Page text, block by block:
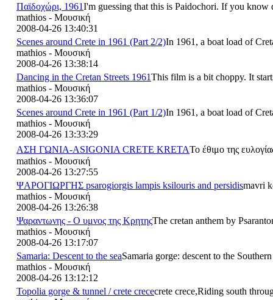
Παϊδοχώρι, 1961I'm guessing that this is Paidochori. If you know
mathios - Μουσική
2008-04-26 13:40:31
Scenes around Crete in 1961 (Part 2/2)In 1961, a boat load of
mathios - Μουσική
2008-04-26 13:38:14
Dancing in the Cretan Streets 1961This film is a bit choppy. It
mathios - Μουσική
2008-04-26 13:36:07
Scenes around Crete in 1961 (Part 1/2)In 1961, a boat load of
mathios - Μουσική
2008-04-26 13:33:29
ΑΣΗ ΓΩΝΙΑ-ASIGONIA CRETE KRETAΤο έθιμο της
mathios - Μουσική
2008-04-26 13:27:55
ΨΑΡΟΓΙΩΡΓΗΣ psarogiorgis lampis ksilouris and persidismavri
mathios - Μουσική
2008-04-26 13:26:38
Ψαραντωνης - Ο υμνος της ΚρητηςThe cretan anthem by
mathios - Μουσική
2008-04-26 13:17:07
Samaria: Descent to the seaSamaria gorge: descent to the
mathios - Μουσική
2008-04-26 13:12:12
Topolia gorge & tunnel / crete crececrete crece,Riding south